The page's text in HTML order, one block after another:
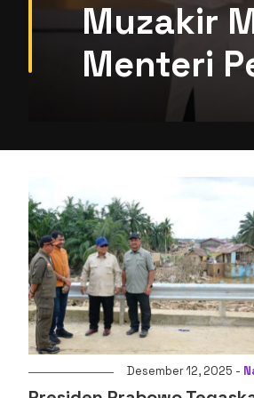
Muzakir
Menteri
Desember 14, 2025 -